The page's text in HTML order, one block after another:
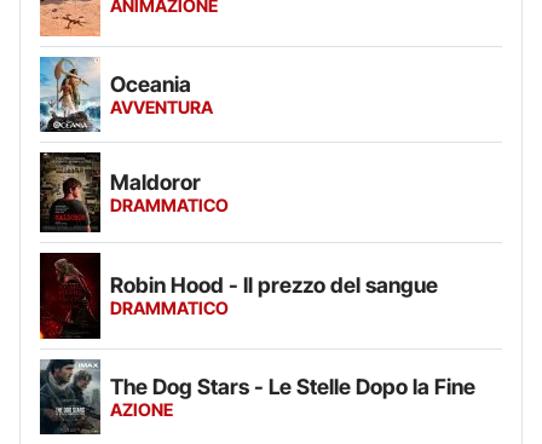
ANIMAZIONE
Oceania
AVVENTURA
Maldoror
DRAMMATICO
Robin Hood - Il prezzo del sangue
DRAMMATICO
The Dog Stars - Le Stelle Dopo la Fine
AZIONE